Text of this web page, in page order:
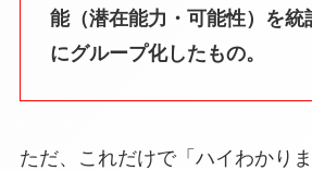
能（潜在能力・可能性）を統
にグループ化したもの。
ただ、これだけで「ハイわかり